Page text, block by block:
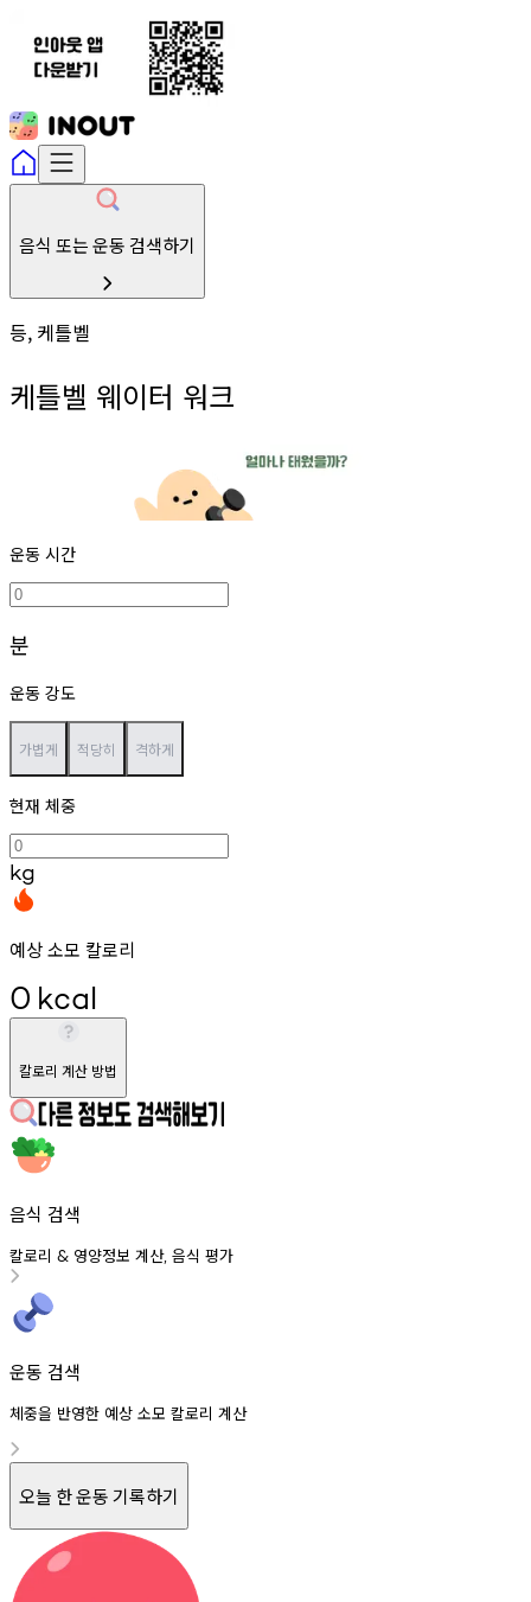
음식 또는 운동 검색하기
등, 케틀벨
케틀벨 웨이터 워크
운동 시간
분
운동 강도
가볍게 적당히 격하게
현재 체중
kg
예상 소모 칼로리
0 kcal
칼로리 계산 방법
음식 검색
칼로리 & 영양정보 계산, 음식 평가
운동 검색
체중을 반영한 예상 소모 칼로리 계산
오늘 한 운동 기록하기